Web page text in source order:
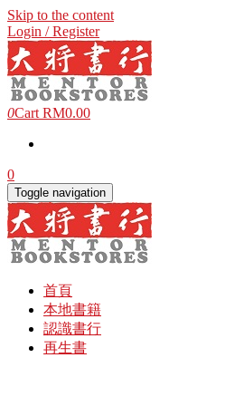
Skip to the content
Login / Register
0Cart RM0.00
0
Toggle navigation
首頁
本地書籍
認識書行
再生書